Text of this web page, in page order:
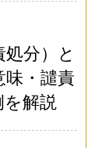
分）と
味・譴責
を解説